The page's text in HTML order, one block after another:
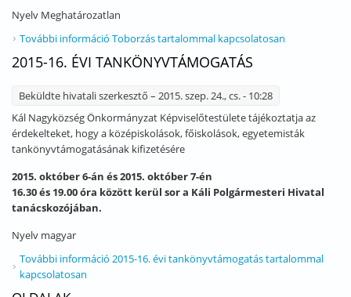
Nyelv Meghatározatlan
További információ Toborzás tartalommal kapcsolatosan
2015-16. ÉVI TANKÖNYVTÁMOGATÁS
Beküldte hivatali szerkesztő – 2015. szep. 24., cs. - 10:28
Kál Nagyközség Önkormányzat Képviselőtestülete tájékoztatja az
érdekelteket, hogy a középiskolások, főiskolások, egyetemisták
tankönyvtámogatásának kifizetésére
2015. október 6-án és 2015. október 7-én
16.30 és 19.00 óra között kerül sor a Káli Polgármesteri Hivatal
tanácskozójában.
Nyelv magyar
További információ 2015-16. évi tankönyvtámogatás tartalommal
kapcsolatosan